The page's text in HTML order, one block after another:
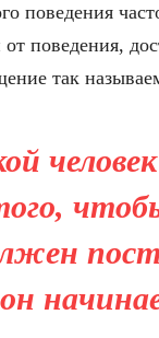
поведения
поведения,
так